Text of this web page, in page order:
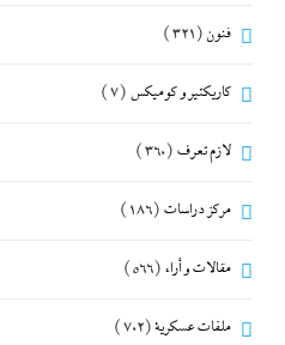
فنون (321)
كاريكتير و كوميكس (7)
لازم تعرف (360)
مركز دراسات (186)
مقالات و أراء (566)
ملفات عسكرية(702)